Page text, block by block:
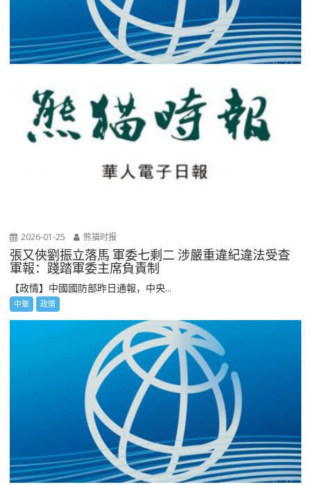
2026-01-25 熊猫时报
張又俠劉振立落馬 軍委七剩二 涉嚴重違紀違法受查
軍報：踐踏軍委主席負責制
【政情】中國國防部昨日通報，中央...
中華 政情